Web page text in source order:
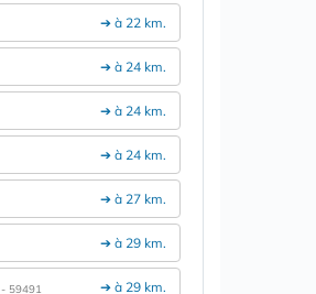
➔ à 22 km.
➔ à 24 km.
➔ à 24 km.
➔ à 24 km.
➔ à 27 km.
➔ à 29 km.
➔ à 29 km.
- 59491